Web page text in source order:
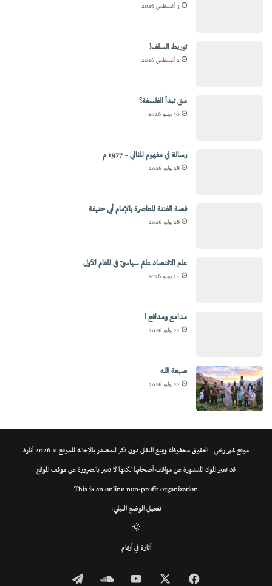
3 أغسطس 2026
توريط السلف!
2 أغسطس 2026
متى تبدأ الفلسفة؟
30 يوليو 2026
رسالة في مفهوم المثالي – 1977 م
28 يوليو 2026
قصة الفتنة المعاصرة بالإمام أبي حنيفة
28 يوليو 2026
علم الاقتصاد علمٌ سياسيٌ في المقام الأول
24 يوليو 2026
مدامع ومدافع !
22 يوليو 2026
صبغة الله
22 يوليو 2026
موقع غير ربحي | الحقوق محفوظة ويمنع النقل دون ذكر للمصدر بالإحالة للموقع © 2026 أثارة
قد تعبر المواد المنشورة عن مواقف أصحابها لكنها لا تعبر بالضرورة عن موقف الموقع
This is an online non-profit organization
تفعيل الوضع الليلي:
المظلم
أثارة في أرقام
فيسبوك ‫YouTubeساوند